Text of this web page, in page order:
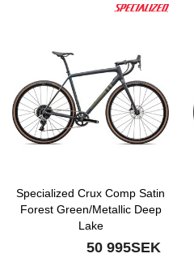
Specialized Crux Comp Satin
Forest Green/Metallic Deep
Lake
50 995SEK